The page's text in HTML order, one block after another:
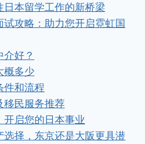
本留学工作的新桥梁
试攻略：助力您开启霓虹国
好？
概多少
件和流程
移民服务推荐
开启您的日本事业
选择，东京还是大阪更具潜